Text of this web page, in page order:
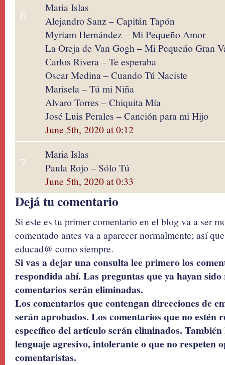
6
Maria Islas
Alejandro Sanz – Capitán Tapón
Myriam Hernández – Mi Pequeño Amor
La Oreja de Van Gogh – Mi Pequeño Gran
Carlos Rivera – Te esperaba
Oscar Medina – Cuando Tú Naciste
Marisela – Tú mi Niña
Alvaro Torres – Chiquita Mía
José Luis Perales – Canción para mi Hijo
June 5th, 2020 at 0:12
7
Maria Islas
Paula Rojo – Sólo Tú
June 5th, 2020 at 0:33
Dejá tu comentario
Si este es tu primer comentario en el blog va a ser
comentado antes va a aparecer normalmente; así
educad@ como siempre.
Si vas a dejar una consulta lee primero los
respondida ahí. Las preguntas que ya hayan
comentarios serán eliminadas.
Los comentarios que contengan direcciones de
serán aprobados. Los comentarios que no estén
específico del artículo serán eliminados.
lenguaje agresivo, intolerante o que no respeten
comentaristas.